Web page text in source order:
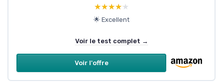
★★★★★
★★★★★
🌟 Excellent
Voir le test complet →
Voir l'offre